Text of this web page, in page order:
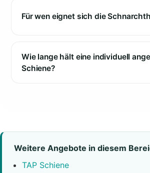
Für wen eignet sich die
Wie lange hält eine individuell
Schiene?
Weitere Angebote in diesem
TAP Schiene